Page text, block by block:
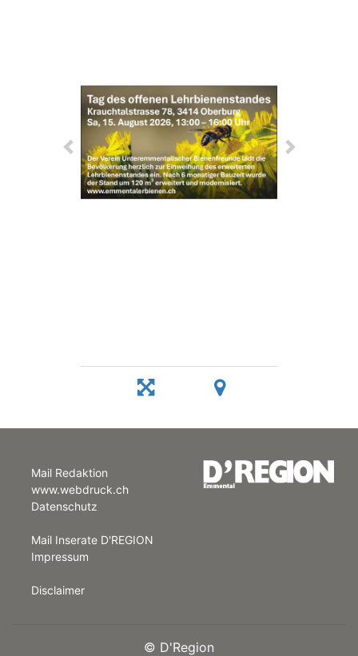
Mail Redaktion
www.webdruck.ch
Datenschutz
Mail Inserate D'REGION
Impressum
Disclaimer
© D'Region